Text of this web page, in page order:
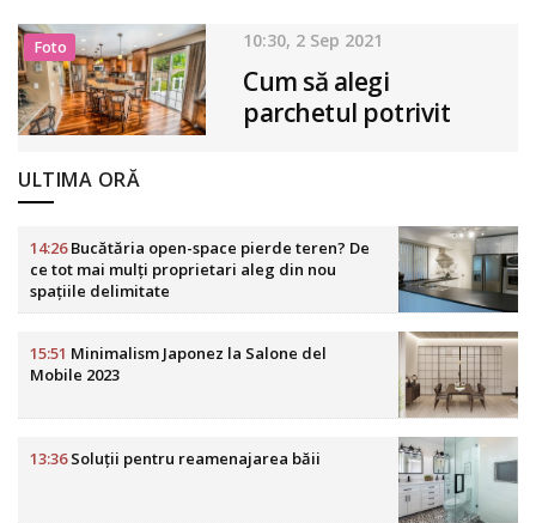
Foto 10:30, 2 Sep 2021
Cum să alegi
parchetul potrivit
ULTIMA ORĂ
14:26Bucătăria open-space pierde teren? De
ce tot mai mulți proprietari aleg din nou
spațiile delimitate
15:51 Minimalism Japonez la Salone del
Mobile 2023
13:36Soluții pentru reamenajarea băii